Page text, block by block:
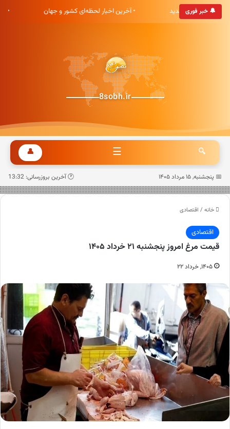
🔔 خبر فوری
هشت صبح خوش آمدید • آخرین اخبار لحظه‌ای کشور و جهان
8sobh.ir
🔍
☰
👤
📅 پنجشنبه, ۱۵ مرداد ۱۴۰۵ 🕐 آخرین بروزرسانی: 13:32
خانه / اقتصادی
اقتصادی
قیمت مرغ امروز پنجشنبه ۲۱ خرداد ۱۴۰۵
۱۴۰۵, خرداد ۲۲